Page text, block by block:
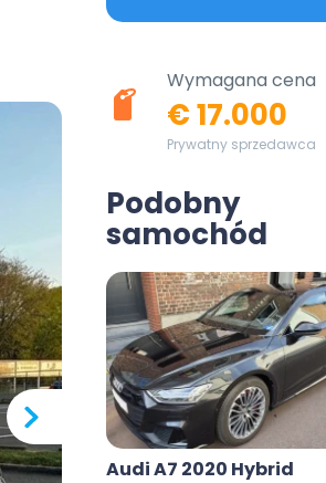
Wymagana cena
€ 17.000
Prywatny sprzedawca
Podobny
samochód
Audi A7 2020 Hybrid